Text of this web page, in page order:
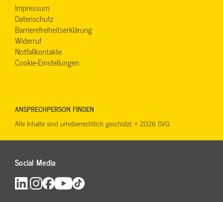
Impressum
Datenschutz
Barrierefreiheitserklärung
Widerruf
Notfallkontakte
Cookie-Einstellungen
Social Media
ANSPRECHPERSON FINDEN
Alle Inhalte sind urheberrechtlich geschützt. © 2026 SVG